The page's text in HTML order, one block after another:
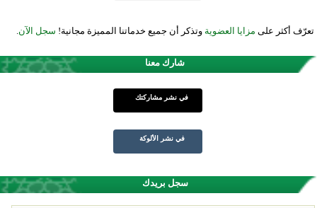
تعرّف أكثر على مزايا العضوية وتذكر أن جميع خدماتنا المميزة مجانية! سجل الآن.
شارك معنا
في نشر مشاركتك
في نشر الألوكة
سجل بريدك